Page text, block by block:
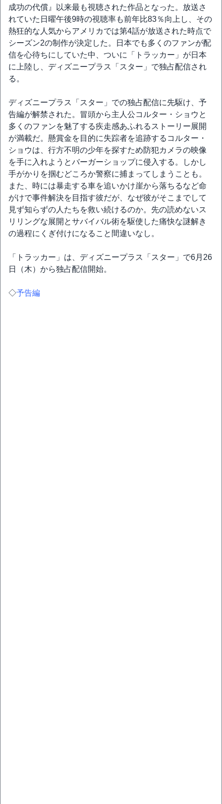
成功の代償』以来最も視聴された作品となった。放送さ
れていた日曜午後9時の視聴率も前年比83％向上し、その
熱狂的な人気からアメリカでは第4話が放送された時点で
シーズン2の制作が決定した。日本でも多くのファンが配
信を心待ちにしていた中、ついに「トラッカー」が日本
に上陸し、ディズニープラス「スター」で独占配信され
る。
ディズニープラス「スター」での独占配信に先駆け、予
告編が解禁された。冒頭から主人公コルター・ショウと
多くのファンを魅了する疾走感あふれるストーリー展開
が満載だ。懸賞金を目的に失踪者を追跡するコルター・
ショウは、行方不明の少年を探すため防犯カメラの映像
を手に入れようとバーガーショップに侵入する。しかし
手がかりを掴むどころか警察に捕まってしまうことも。
また、時には暴走する車を追いかけ崖から落ちるなど命
がけで事件解決を目指す彼だが、なぜ彼がそこまでして
見ず知らずの人たちを救い続けるのか。先の読めないス
リリングな展開とサバイバル術を駆使した痛快な謎解き
の過程にくぎ付けになること間違いなし。
「トラッカー」は、ディズニープラス「スター」で6月26
日（木）から独占配信開始。
◇予告編